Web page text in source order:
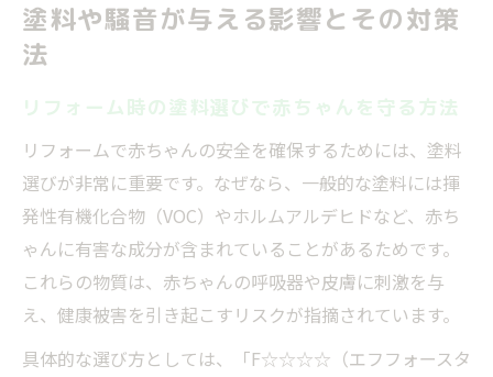
塗料や騒音が与える影響とその対策
法
リフォーム時の塗料選びで赤ちゃんを守る方法
リフォームで赤ちゃんの安全を確保するためには、塗料
選びが非常に重要です。なぜなら、一般的な塗料には揮
発性有機化合物（VOC）やホルムアルデヒドなど、赤ち
ゃんに有害な成分が含まれていることがあるためです。
これらの物質は、赤ちゃんの呼吸器や皮膚に刺激を与
え、健康被害を引き起こすリスクが指摘されています。
具体的な選び方としては、「F☆☆☆☆（エフフォースタ